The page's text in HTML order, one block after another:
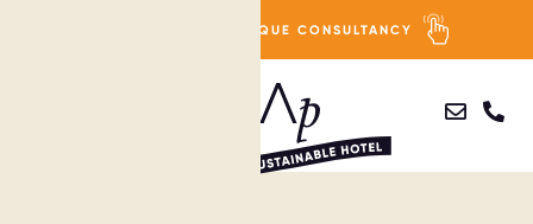
ENTDECKE MAP BOUTIQUE CONSULTANCY